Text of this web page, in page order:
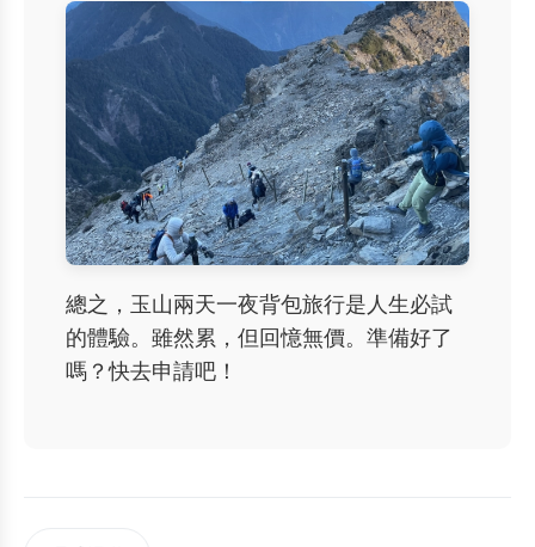
總之，玉山兩天一夜背包旅行是人生必試
的體驗。雖然累，但回憶無價。準備好了
嗎？快去申請吧！